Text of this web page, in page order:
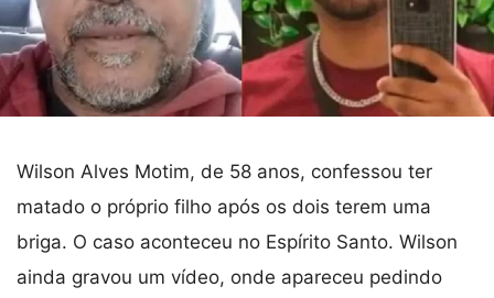
Wilson Alves Motim, de 58 anos, confessou ter
matado o próprio filho após os dois terem uma
briga. O caso aconteceu no Espírito Santo. Wilson
ainda gravou um vídeo, onde apareceu pedindo